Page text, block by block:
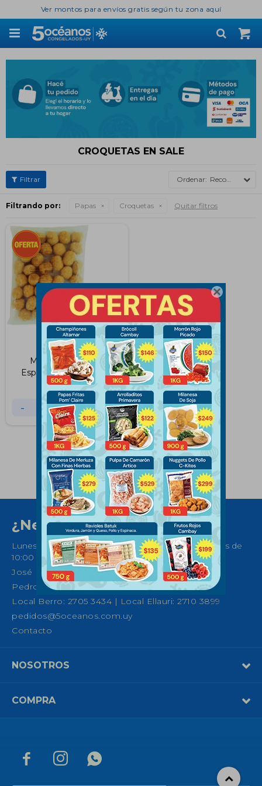

Ver montos para envíos gratis según tu zona aquí

CROQUETAS EN SALE
Recomendados
Filtrando por: Papas Croquetas Quitar filtros
Mini Croquetas de
Espinaca y Queso 1 KG
370 $ 414
- +
  
¿Necesitas ayuda?
Lunes a Sábados de 08:30 a 21:00 horas y Domingos de
10:00 a 14:00
José Ellauri 558, Montevideo
Pedro Fco. Berro 1039, Montevideo
Local Berro: 2705 3434 | Local Ellauri: 2710 3899
pedidos@5oceanos.com.uy
Contacto
NOSOTROS
COMPRA